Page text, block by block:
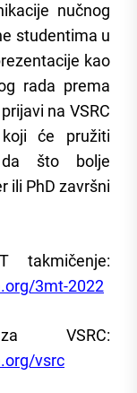
nučnog
studentima u
kao
rada prema
na VSRC
će pružiti
da što bolje
ili PhD završni
takmičenje:
3mt-2022
VSRC:
vsrc